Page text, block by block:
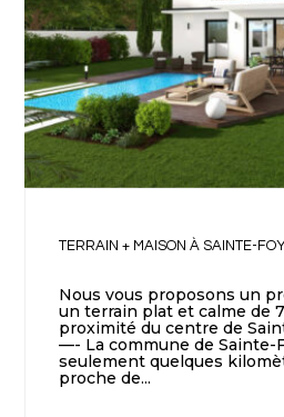
TERRAIN + MAISON À SAINTE-
Nous vous proposons un
un terrain plat et calme de
proximité du centre de
—- La commune de Sainte-
seulement quelques
proche de...